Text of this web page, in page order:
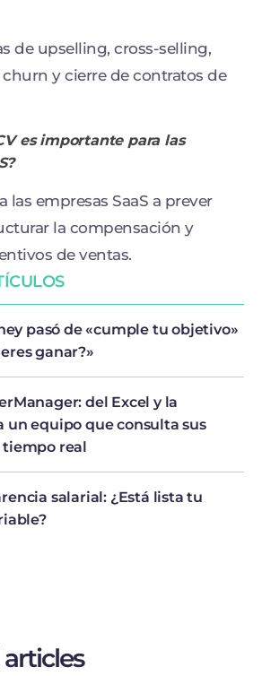
pasó de «cumple tu objetivo»
ganar?»
del Excel y la
un equipo que consulta sus
tiempo real
salarial: ¿Está lista tu
de upselling, cross-selling,
y cierre de contratos de
es importante para las
las empresas SaaS a prever
la compensación y
de ventas.